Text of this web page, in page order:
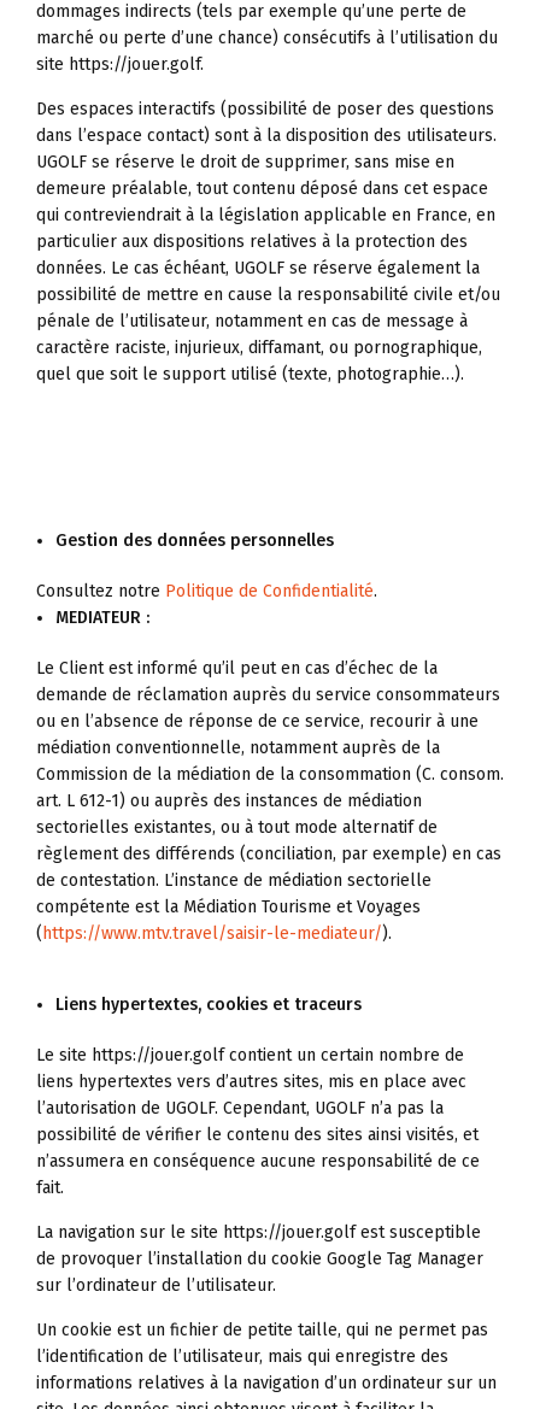
dommages indirects (tels par exemple qu’une perte de
marché ou perte d’une chance) consécutifs à l’utilisation du
site https://jouer.golf.
Des espaces interactifs (possibilité de poser des questions
dans l’espace contact) sont à la disposition des utilisateurs.
UGOLF se réserve le droit de supprimer, sans mise en
demeure préalable, tout contenu déposé dans cet espace
qui contreviendrait à la législation applicable en France, en
particulier aux dispositions relatives à la protection des
données. Le cas échéant, UGOLF se réserve également la
possibilité de mettre en cause la responsabilité civile et/ou
pénale de l’utilisateur, notamment en cas de message à
caractère raciste, injurieux, diffamant, ou pornographique,
quel que soit le support utilisé (texte, photographie…).
Gestion des données personnelles
Consultez notre Politique de Confidentialité.
MEDIATEUR :
Le Client est informé qu’il peut en cas d’échec de la
demande de réclamation auprès du service consommateurs
ou en l’absence de réponse de ce service, recourir à une
médiation conventionnelle, notamment auprès de la
Commission de la médiation de la consommation (C. consom.
art. L 612-1) ou auprès des instances de médiation
sectorielles existantes, ou à tout mode alternatif de
règlement des différends (conciliation, par exemple) en cas
de contestation. L’instance de médiation sectorielle
compétente est la Médiation Tourisme et Voyages
( https://www.mtv.travel/saisir-le-mediateur/).
Liens hypertextes, cookies et traceurs
Le site https://jouer.golf contient un certain nombre de
liens hypertextes vers d’autres sites, mis en place avec
l’autorisation de UGOLF. Cependant, UGOLF n’a pas la
possibilité de vérifier le contenu des sites ainsi visités, et
n’assumera en conséquence aucune responsabilité de ce
fait.
La navigation sur le site https://jouer.golf est susceptible
de provoquer l’installation du cookie Google Tag Manager
sur l’ordinateur de l’utilisateur.
Un cookie est un fichier de petite taille, qui ne permet pas
l’identification de l’utilisateur, mais qui enregistre des
informations relatives à la navigation d’un ordinateur sur un